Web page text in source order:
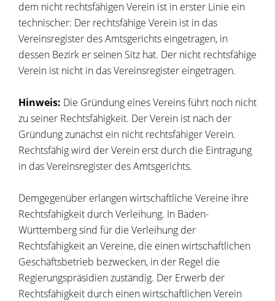
dem nicht rechtsfähigen Verein ist in erster Linie ein
technischer: Der rechtsfähige Verein ist in das
Vereinsregister des Amtsgerichts eingetragen, in
dessen Bezirk er seinen Sitz hat. Der nicht rechtsfähige
Verein ist nicht in das Vereinsregister eingetragen.
Hinweis: Die Gründung eines Vereins führt noch nicht
zu seiner Rechtsfähigkeit. Der Verein ist nach der
Gründung zunächst ein nicht rechtsfähiger Verein.
Rechtsfähig wird der Verein erst durch die Eintragung
in das Vereinsregister des Amtsgerichts.
Demgegenüber erlangen wirtschaftliche Vereine ihre
Rechtsfähigkeit durch Verleihung. In Baden-
Württemberg sind für die Verleihung der
Rechtsfähigkeit an Vereine, die einen wirtschaftlichen
Geschäftsbetrieb bezwecken, in der Regel die
Regierungspräsidien zuständig. Der Erwerb der
Rechtsfähigkeit durch einen wirtschaftlichen Verein